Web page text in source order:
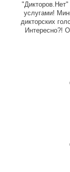
услугами!
дикторских
Интересно?!